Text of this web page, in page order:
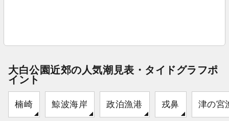
大白公園近郊の人気潮見表・タイドグラフポ
イント
楠崎 鯨波海岸 政泊漁港 戎鼻 津の宮